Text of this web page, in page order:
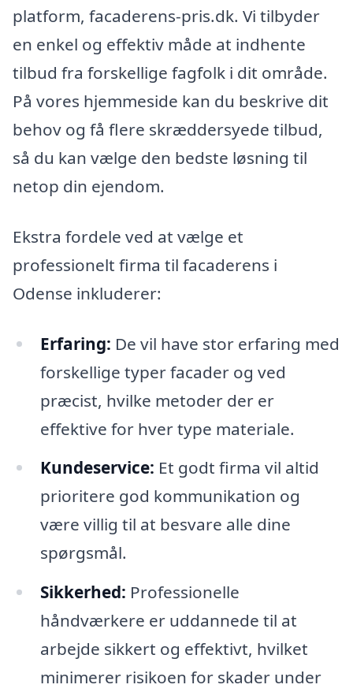
platform, facaderens-pris.dk. Vi tilbyder
en enkel og effektiv måde at indhente
tilbud fra forskellige fagfolk i dit område.
På vores hjemmeside kan du beskrive dit
behov og få flere skræddersyede tilbud,
så du kan vælge den bedste løsning til
netop din ejendom.
Ekstra fordele ved at vælge et
professionelt firma til facaderens i
Odense inkluderer:
Erfaring: De vil have stor erfaring med
forskellige typer facader og ved
præcist, hvilke metoder der er
effektive for hver type materiale.
Kundeservice: Et godt firma vil altid
prioritere god kommunikation og
være villig til at besvare alle dine
spørgsmål.
Sikkerhed: Professionelle
håndværkere er uddannede til at
arbejde sikkert og effektivt, hvilket
minimerer risikoen for skader under